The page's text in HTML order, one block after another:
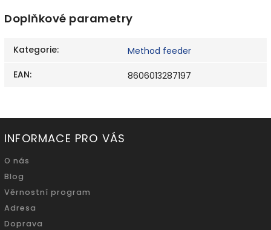
Doplňkové parametry
Kategorie:
Method feeder
EAN: 8606013287197
INFORMACE PRO VÁS
O nás
Blog
Věrnostní program
Adresa
Doprava